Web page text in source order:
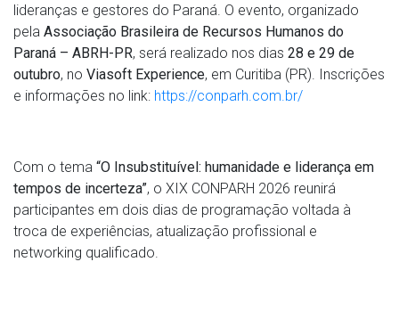
lideranças e gestores do Paraná. O evento, organizado
pela Associação Brasileira de Recursos Humanos do
Paraná – ABRH-PR, será realizado nos dias 28 e 29 de
outubro, no Viasoft Experience, em Curitiba (PR). Inscrições
e informações no link: https://conparh.com.br/
Com o tema “O Insubstituível: humanidade e liderança em
tempos de incerteza”, o XIX CONPARH 2026 reunirá
participantes em dois dias de programação voltada à
troca de experiências, atualização profissional e
networking qualificado.